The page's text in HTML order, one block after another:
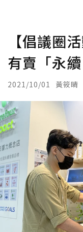
【倡議圈
有賣「永續
2021/10/01 黃筱晴